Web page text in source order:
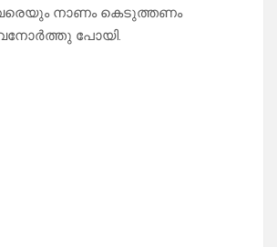
നാണം കെടുത്തണം
പോയി.